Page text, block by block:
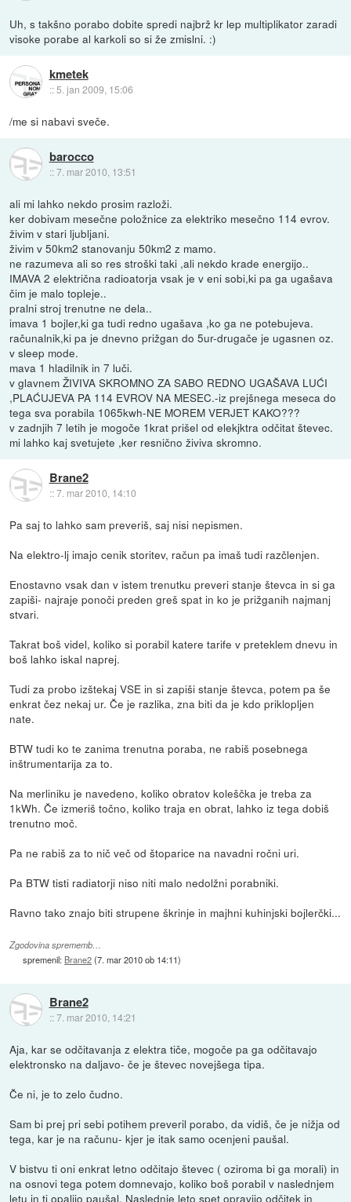
Uh, s takšno porabo dobite spredi najbrž kr lep multiplikator zaradi
visoke porabe al karkoli so si že zmislni. :)
kmetek
::5. jan 2009, 15:06
/me si nabavi sveče.
barocco
::7. mar 2010, 13:51
ali mi lahko nekdo prosim razloži.
ker dobivam mesečne položnice za elektriko mesečno 114 evrov.
živim v stari ljubljani.
živim v 50km2 stanovanju 50km2 z mamo.
ne razumeva ali so res stroški taki ,ali nekdo krade energijo..
IMAVA 2 električna radioatorja vsak je v eni sobi,ki pa ga ugašava
čim je malo topleje..
pralni stroj trenutne ne dela..
imava 1 bojler,ki ga tudi redno ugašava ,ko ga ne potebujeva.
računalnik,ki pa je dnevno prižgan do 5ur-drugače je ugasnen oz.
v sleep mode.
mava 1 hladilnik in 7 luči.
v glavnem ŽIVIVA SKROMNO ZA SABO REDNO UGAŠAVA LUĆI
,PLAĆUJEVA PA 114 EVROV NA MESEC.-iz prejšnega meseca do
tega sva porabila 1065kwh-NE MOREM VERJET KAKO???
v zadnjih 7 letih je mogoče 1krat prišel od elekjktra odčitat števec.
mi lahko kaj svetujete ,ker resnično živiva skromno.
Brane2
::7. mar 2010, 14:10
Pa saj to lahko sam preveriš, saj nisi nepismen.
Na elektro-lj imajo cenik storitev, račun pa imaš tudi razčlenjen.
Enostavno vsak dan v istem trenutku preveri stanje števca in si ga
zapiši- najraje ponoči preden greš spat in ko je prižganih najmanj
stvari.
Takrat boš videl, koliko si porabil katere tarife v preteklem dnevu in
boš lahko iskal naprej.
Tudi za probo izštekaj VSE in si zapiši stanje števca, potem pa še
enkrat čez nekaj ur. Če je razlika, zna biti da je kdo priklopljen
nate.
BTW tudi ko te zanima trenutna poraba, ne rabiš posebnega
inštrumentarija za to.
Na merliniku je navedeno, koliko obratov koleščka je treba za
1kWh. Če izmeriš točno, koliko traja en obrat, lahko iz tega dobiš
trenutno moč.
Pa ne rabiš za to nič več od štoparice na navadni ročni uri.
Pa BTW tisti radiatorji niso niti malo nedolžni porabniki.
Ravno tako znajo biti strupene škrinje in majhni kuhinjski bojlerčki...
Zgodovina sprememb…
spremenil: Brane2(7. mar 2010 ob 14:11)
Brane2
::7. mar 2010, 14:21
Aja, kar se odčitavanja z elektra tiče, mogoče pa ga odčitavajo
elektronsko na daljavo- če je števec novejšega tipa.
Če ni, je to zelo čudno.
Sam bi prej pri sebi potihem preveril porabo, da vidiš, če je nižja od
tega, kar je na računu- kjer je itak samo ocenjeni paušal.
V bistvu ti oni enkrat letno odčitajo števec ( oziroma bi ga morali) in
na osnovi tega potem domnevajo, koliko boš porabil v naslednjem
letu in ti opalijo paušal. Naslednje leto spet opravijo odčitek in